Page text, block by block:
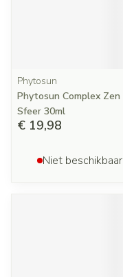
Phytosun
Phytosun Complex Zen
Sfeer 30ml
€ 19,98
Niet beschikbaar